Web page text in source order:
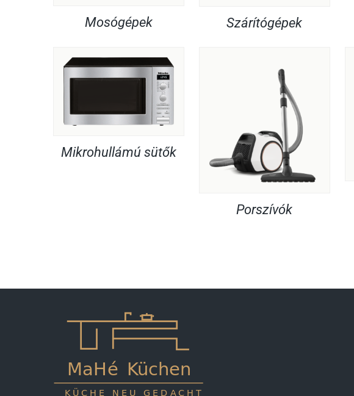
Mosógépek Szárítógépek
Mikrohullámú sütők
Porszívók